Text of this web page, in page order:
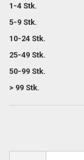
1-4 Stk.
5-9 Stk.
10-24 Stk.
25-49 Stk.
50-99 Stk.
> 99 Stk.